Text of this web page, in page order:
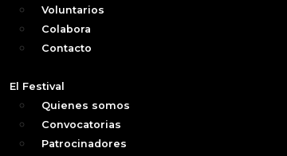
Voluntarios
Colabora
Contacto
El Festival
Quienes somos
Convocatorias
Patrocinadores